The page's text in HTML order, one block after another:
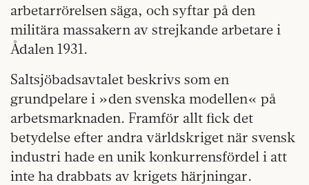
arbetarrörelsen säga, och syftar på den
militära massakern av strejkande arbetare i
Ådalen 1931.
Saltsjöbadsavtalet beskrivs som en
grundpelare i »den svenska modellen« på
arbetsmarknaden. Framför allt fick det
betydelse efter andra världskriget när svensk
industri hade en unik konkurrensfördel i att
inte ha drabbats av krigets härjningar.